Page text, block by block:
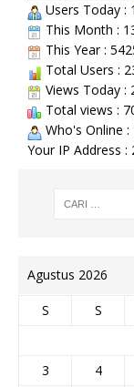
Users Today :
This Month :
This Year :
Total Users :
Views Today :
Total views :
Who's Online :
Your IP Address :
Agustus 2026
S S
3
4